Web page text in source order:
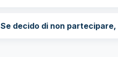
Se decido di non